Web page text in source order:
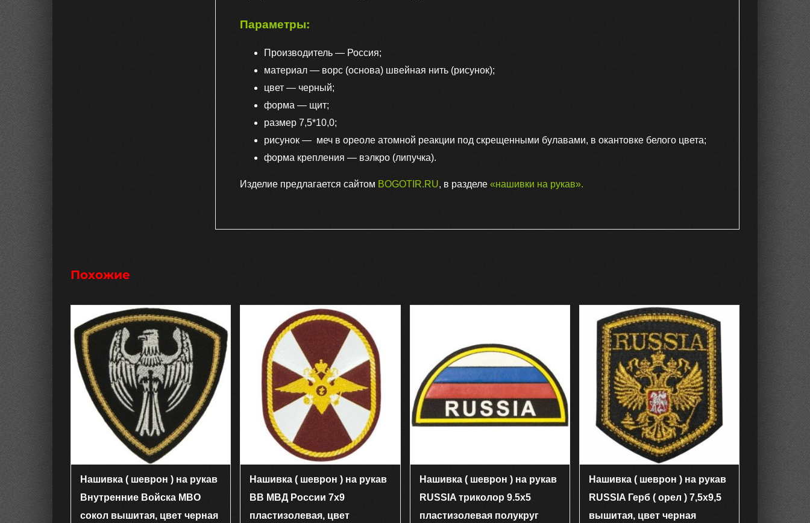
Параметры:
Производитель — Россия;
материал — ворс (основа) швейная нить (рисунок);
цвет — черный;
форма — щит;
размер 7,5*10,0;
рисунок — меч в ореоле атомной реакции под скрещенными булавами, в окантовке белого цвета;
форма крепления — вэлкро (липучка).
Изделие предлагается сайтом BOGOTIR.RU, в разделе «нашивки на рукав».
Похожие
Нашивка ( шеврон ) на рукав
Внутренние Войска МВО
сокол вышитая, цвет черная
Нашивка ( шеврон ) на рукав
ВВ МВД России 7х9
пластизолевая, цвет
Нашивка ( шеврон ) на рукав
RUSSIA триколор 9.5х5
пластизолевая полукруг
Нашивка ( шеврон ) на рукав
RUSSIA Герб ( орел ) 7,5х9,5
вышитая, цвет черная